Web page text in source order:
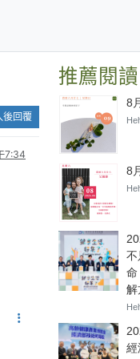
後回覆
7:34
推薦閱讀